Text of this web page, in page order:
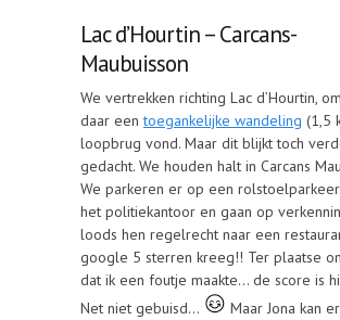
Lac d’Hourtin – Carcans-
Maubuisson
We vertrekken richting Lac d’Hourtin,
daar eentoegankelijke wandeling (1,5
loopbrug vond. Maar dit blijkt toch
gedacht. We houden halt in Carcans
We parkeren er op een
het politiekantoor en gaan op
loods hen regelrecht naar een
google 5 sterren kreeg!! Ter plaatse
dat ik een foutje maakte… de score is
Net niet gebuisd…
Maar Jona kan